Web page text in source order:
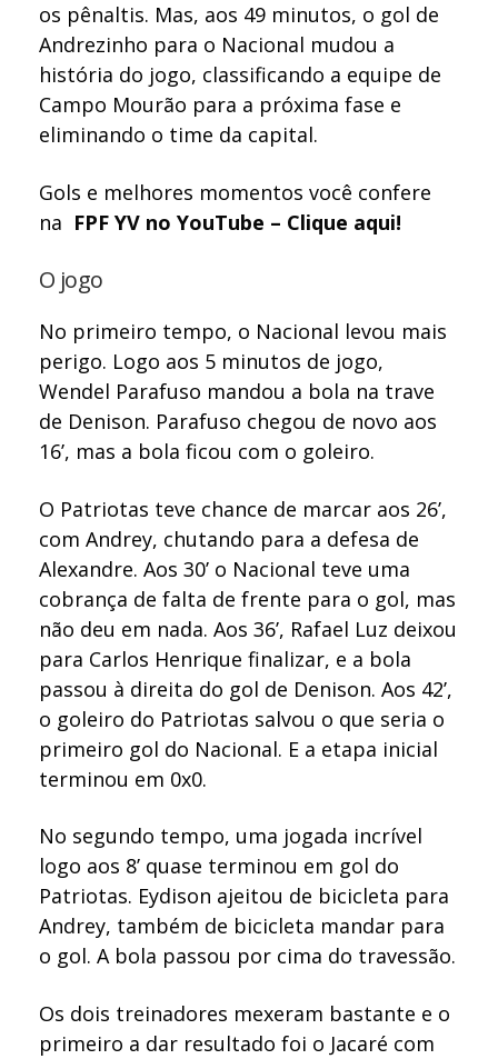
os pênaltis. Mas, aos 49 minutos, o gol de
Andrezinho para o Nacional mudou a
história do jogo, classificando a equipe de
Campo Mourão para a próxima fase e
eliminando o time da capital.
Gols e melhores momentos você confere
na FPF YV no YouTube – Clique aqui!
O jogo
No primeiro tempo, o Nacional levou mais
perigo. Logo aos 5 minutos de jogo,
Wendel Parafuso mandou a bola na trave
de Denison. Parafuso chegou de novo aos
16’, mas a bola ficou com o goleiro.
O Patriotas teve chance de marcar aos 26’,
com Andrey, chutando para a defesa de
Alexandre. Aos 30’ o Nacional teve uma
cobrança de falta de frente para o gol, mas
não deu em nada. Aos 36’, Rafael Luz deixou
para Carlos Henrique finalizar, e a bola
passou à direita do gol de Denison. Aos 42’,
o goleiro do Patriotas salvou o que seria o
primeiro gol do Nacional. E a etapa inicial
terminou em 0x0.
No segundo tempo, uma jogada incrível
logo aos 8’ quase terminou em gol do
Patriotas. Eydison ajeitou de bicicleta para
Andrey, também de bicicleta mandar para
o gol. A bola passou por cima do travessão.
Os dois treinadores mexeram bastante e o
primeiro a dar resultado foi o Jacaré com